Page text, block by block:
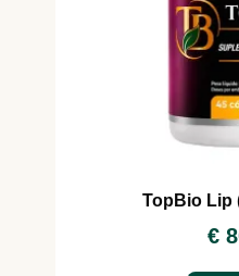
TopBio Lip
€